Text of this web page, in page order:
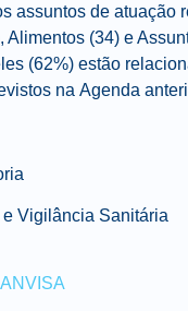
assuntos de atuação
Alimentos (34) e
(62%) estão
na Agenda
e Vigilância Sanitária
ANVISA